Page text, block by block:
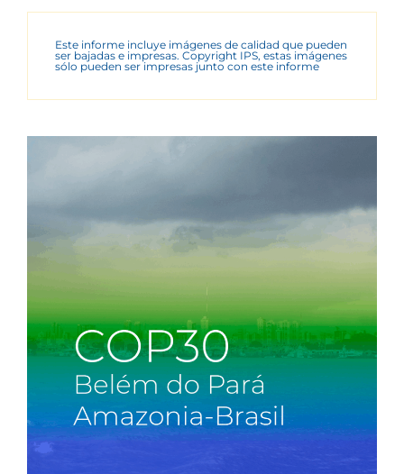
Este informe incluye imágenes de calidad que pueden
ser bajadas e impresas. Copyright IPS, estas imágenes
sólo pueden ser impresas junto con este informe